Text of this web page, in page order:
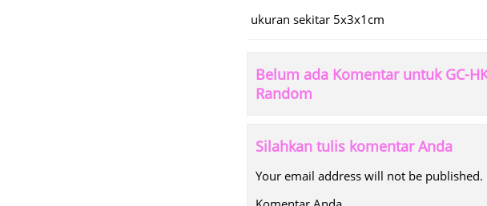
ukuran sekitar 5x3x1cm
Belum ada Komentar untuk GC-
Random
Silahkan tulis komentar Anda
Your email address will not be published.